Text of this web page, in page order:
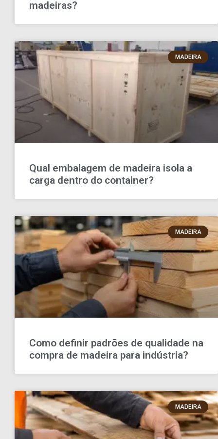
madeiras?
MADEIRA
Qual embalagem de madeira isola a
carga dentro do container?
MADEIRA
Como definir padrões de qualidade na
compra de madeira para indústria?
MADEIRA